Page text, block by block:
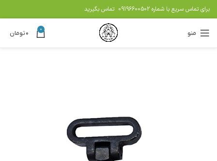
برای تماس سریع با شماره 09196600502 تماس بگیرید
منو 0 ۰تومان